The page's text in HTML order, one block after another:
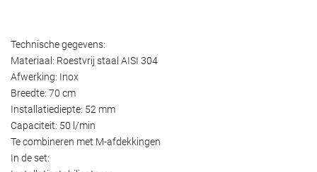
Technische gegevens:
Materiaal: Roestvrij staal AISI 304
Afwerking: Inox
Breedte: 70 cm
Installatiediepte: 52 mm
Capaciteit: 50 l/min
Te combineren met M-afdekkingen
In de set: